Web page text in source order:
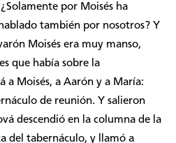
por Moisés ha
también por nosotros? Y
Moisés era muy manso,
que había sobre la
a Moisés, a Aarón y a María:
de reunión. Y salieron
descendió en la columna de la
del tabernáculo, y llamó a